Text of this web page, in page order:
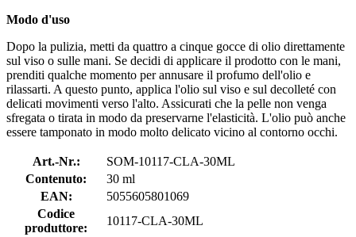
Modo d'uso
Dopo la pulizia, metti da quattro a cinque gocce di olio direttamente
sul viso o sulle mani. Se decidi di applicare il prodotto con le mani,
prenditi qualche momento per annusare il profumo dell'olio e
rilassarti. A questo punto, applica l'olio sul viso e sul decolleté con
delicati movimenti verso l'alto. Assicurati che la pelle non venga
sfregata o tirata in modo da preservarne l'elasticità. L'olio può anche
essere tamponato in modo molto delicato vicino al contorno occhi.
Art.-Nr.:
SOM-10117-CLA-30ML
Contenuto:
30 ml
EAN:
5055605801069
Codice
produttore:
10117-CLA-30ML